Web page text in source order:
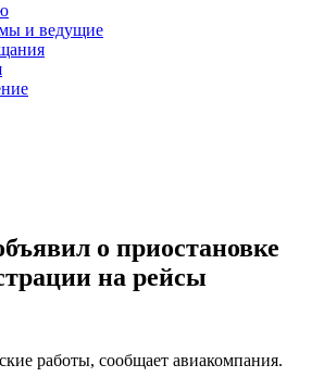
и ведущие
о приостановке
на рейсы
работы, сообщает авиакомпания.